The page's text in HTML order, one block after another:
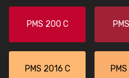
PMS 200 C
PMS 2016 C